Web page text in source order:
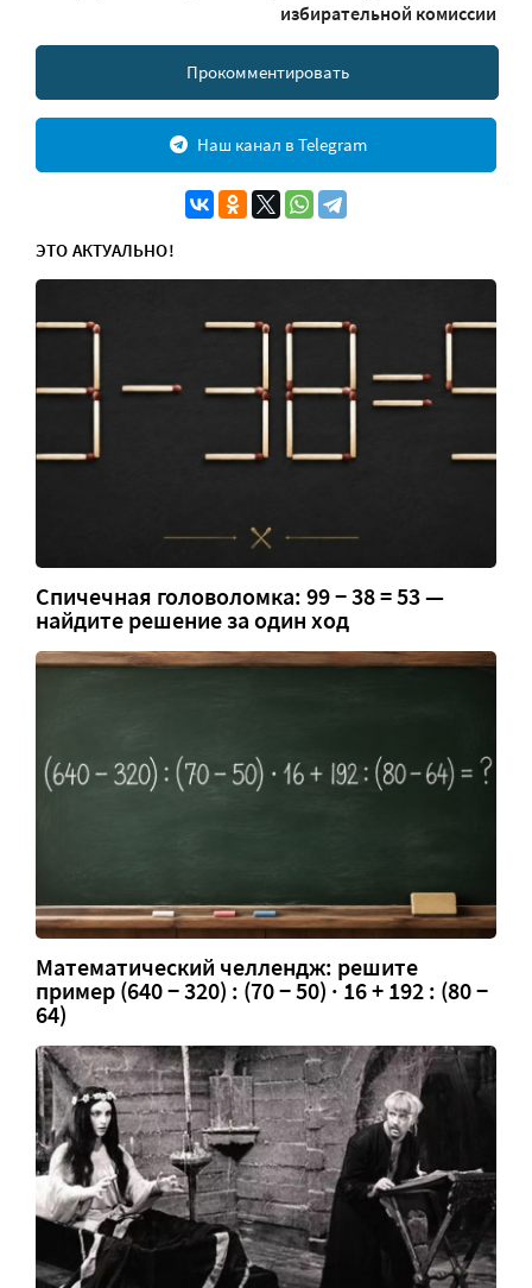
избирательной комиссии
Прокомментировать
Наш канал в Telegram
ЭТО АКТУАЛЬНО!
Спичечная головоломка: 99 − 38 = 53 —
найдите решение за один ход
Математический челлендж: решите
пример (640 − 320) : (70 − 50) · 16 + 192 : (80 −
64)